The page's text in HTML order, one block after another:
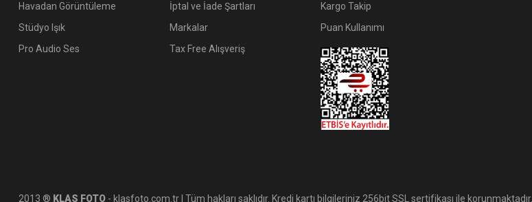
Havadan Görüntüleme
Stüdyo Işık
Pro Audio Ses
İptal ve İade Şartları
Markalar
Tax Free Alışveriş
Kargo Takip
Puan Kullanımı
2013 ® KLAS FOTO - klasfoto.com.tr | Tüm hakları saklıdır. Kredi kartı bilgileriniz 256bit SSL sertifikası ile korunmaktadır.